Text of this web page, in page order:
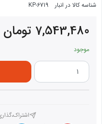
شناسه کالا در انبار
KP-6719
7,543,480 تومان
موجود